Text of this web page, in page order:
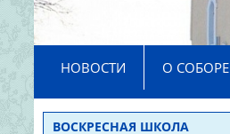
НОВОСТИ О СОБОРЕ
ВОСКРЕСНАЯ ШКОЛА